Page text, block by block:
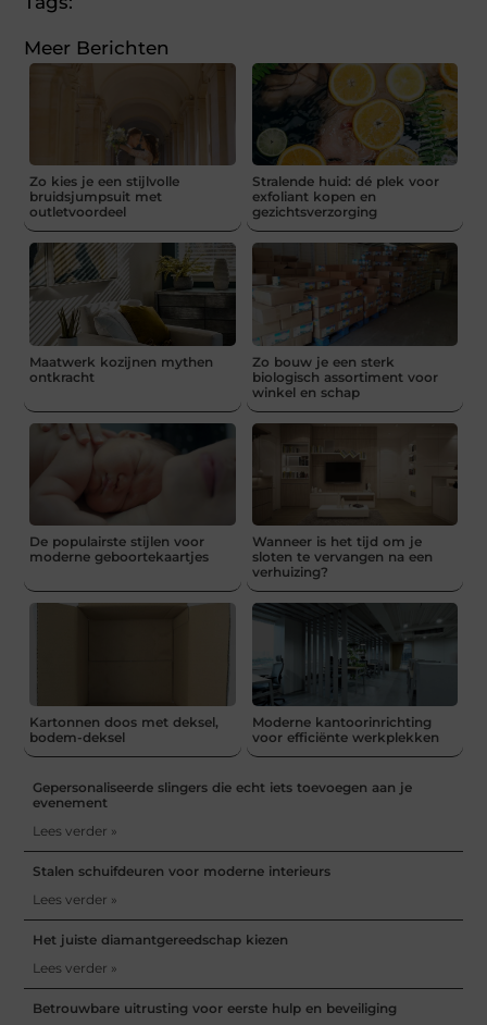
Meer Berichten
Zo kies je een stijlvolle
bruidsjumpsuit met
outletvoordeel
Stralende huid: dé plek voor
exfoliant kopen en
gezichtsverzorging
Maatwerk kozijnen mythen
ontkracht
Zo bouw je een sterk
biologisch assortiment voor
winkel en schap
De populairste stijlen voor
moderne geboortekaartjes
Wanneer is het tijd om je
sloten te vervangen na een
verhuizing?
Kartonnen doos met deksel,
bodem-deksel
Moderne kantoorinrichting
voor efficiënte werkplekken
Gepersonaliseerde slingers die echt iets toevoegen aan je
evenement
Lees verder »
Stalen schuifdeuren voor moderne interieurs
Lees verder »
Het juiste diamantgereedschap kiezen
Lees verder »
Betrouwbare uitrusting voor eerste hulp en beveiliging